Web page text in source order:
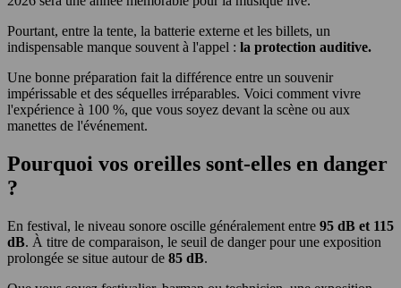
Pourtant, entre la tente, la batterie externe et les billets, un
indispensable manque souvent à l'appel : la protection auditive.
Une bonne préparation fait la différence entre un souvenir
impérissable et des séquelles irréparables. Voici comment vivre
l'expérience à 100 %, que vous soyez devant la scène ou aux
manettes de l'événement.
Pourquoi vos oreilles sont-elles en danger
?
En festival, le niveau sonore oscille généralement entre 95 dB et 115
dB. À titre de comparaison, le seuil de danger pour une exposition
prolongée se situe autour de 85 dB.